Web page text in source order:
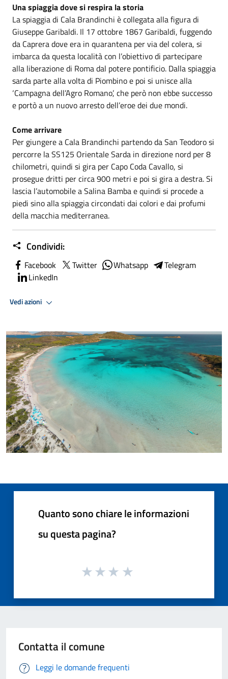
Una spiaggia dove si respira la storia
La spiaggia di Cala Brandinchi è collegata alla figura di
Giuseppe Garibaldi. Il 17 ottobre 1867 Garibaldi, fuggendo
da Caprera dove era in quarantena per via del colera, si
imbarca da questa località con l’obiettivo di partecipare
alla liberazione di Roma dal potere pontificio. Dalla spiaggia
sarda parte alla volta di Piombino e poi si unisce alla
‘Campagna dell’Agro Romano’, che però non ebbe successo
e portò a un nuovo arresto dell’eroe dei due mondi.
Come arrivare
Per giungere a Cala Brandinchi partendo da San Teodoro si
percorre la SS125 Orientale Sarda in direzione nord per 8
chilometri, quindi si gira per Capo Coda Cavallo, si
prosegue dritti per circa 900 metri e poi si gira a destra. Si
lascia l’automobile a Salina Bamba e quindi si procede a
piedi sino alla spiaggia circondati dai colori e dai profumi
della macchia mediterranea.
Condividi:
Facebook Twitter Whatsapp
Telegram
LinkedIn
Vedi azioni
Quanto sono chiare le informazioni
su questa pagina?
Contatta il comune
Leggi le domande frequenti